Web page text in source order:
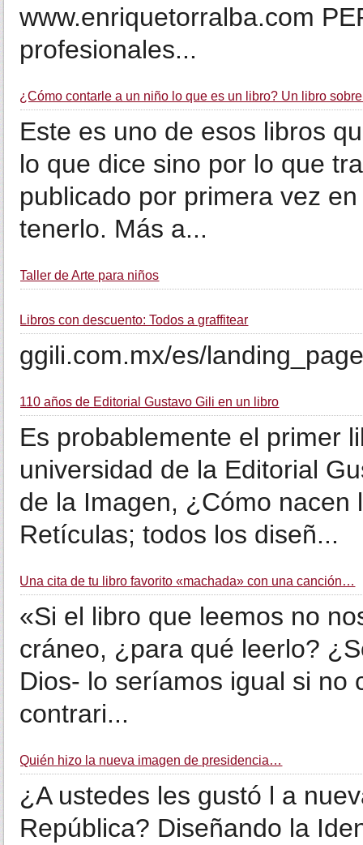
www.enriquetorralba.com
profesionales...
¿Cómo contarle a un niño lo que es un libro? Un libro sobre
Este es uno de esos libros
lo que dice sino por lo que
publicado por primera vez
tenerlo. Más a...
Taller de Arte para niños
Libros con descuento: Todos a graffitear
ggili.com.mx/es/
110 años de Editorial Gustavo Gili en un libro
Es probablemente el primer
universidad de la Editorial
de la Imagen, ¿Cómo nacen
Retículas; todos los diseñ...
Una cita de tu libro favorito «machada» con una canción…
«Si el libro que leemos no
cráneo, ¿para qué leerlo?
Dios- lo seríamos igual si no
contrari...
Quién hizo la nueva imagen de presidencia…
¿A ustedes les gustó l a
República? Diseñando la